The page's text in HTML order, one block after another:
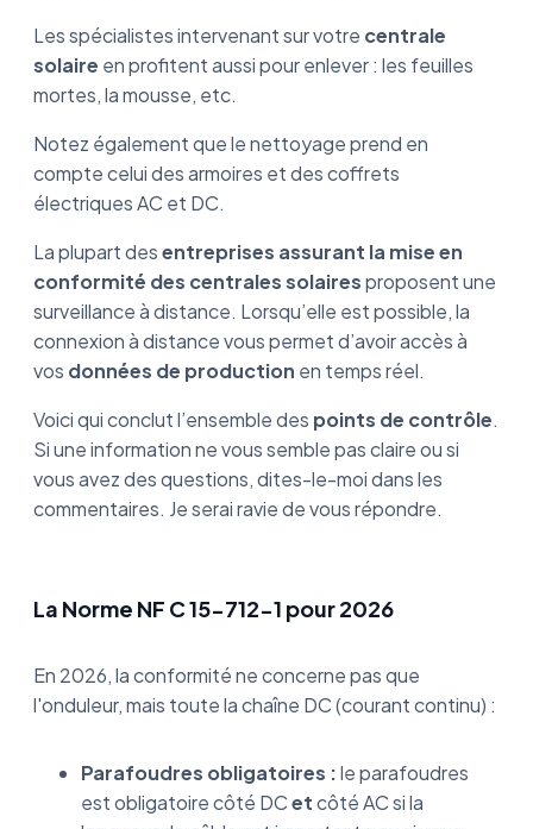
Les spécialistes intervenant sur votre centrale
solaire en profitent aussi pour enlever : les feuilles
mortes, la mousse, etc.
Notez également que le nettoyage prend en
compte celui des armoires et des coffrets
électriques AC et DC.
La plupart desentreprises assurant la mise en
conformité des centrales solairesproposent une
surveillance à distance. Lorsqu’elle est possible, la
connexion à distance vous permet d’avoir accès à
vos données de production en temps réel.
Voici qui conclut l’ensemble des points de contrôle.
Si une information ne vous semble pas claire ou si
vous avez des questions, dites-le-moi dans les
commentaires. Je serai ravie de vous répondre.
La Norme NF C 15-712-1 pour 2026
En 2026, la conformité ne concerne pas que
l'onduleur, mais toute la chaîne DC (courant continu) :
Parafoudres obligatoires :le parafoudres
est obligatoire côté DCetcôté AC si la